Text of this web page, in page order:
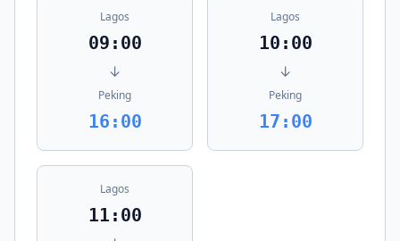
Lagos
09:00
↓
Peking
16:00
Lagos
10:00
↓
Peking
17:00
Lagos
11:00